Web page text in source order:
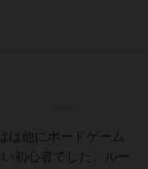
は他にボードゲーム
初心者でした。ルー